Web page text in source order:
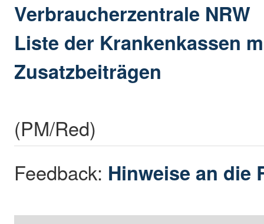
Verbraucherzentrale NRW
Liste der Krankenkassen
Zusatzbeiträgen
(PM/Red)
Feedback: Hinweise an die